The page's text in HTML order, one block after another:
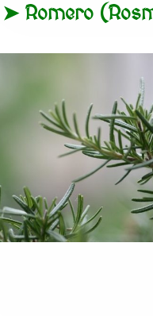
➤ Romero